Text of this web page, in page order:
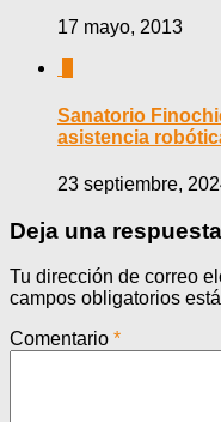
17 mayo, 2013
Sanatorio
asistencia
23 septiembre,
Deja una respuesta
Tu dirección de correo
campos obligatorios
Comentario *